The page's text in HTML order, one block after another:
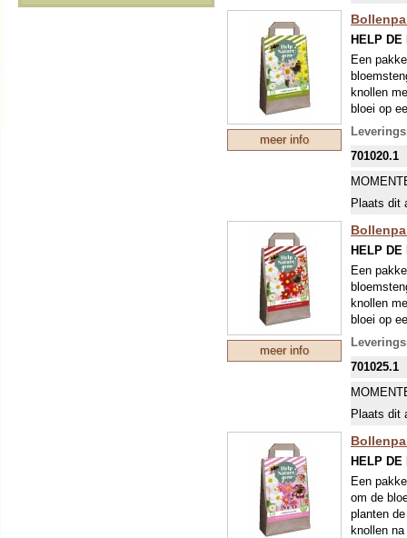
meer info
HELP DE
Een
knollen
bloei op
is vroeg
701020.1
Plaats dit
meer info
HELP DE
Een
knollen
bloei op
is vroeg
701025.1
Plaats dit
HELP DE
Een
om de
planten
knollen